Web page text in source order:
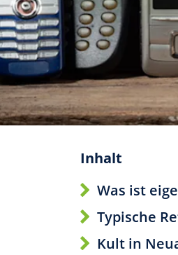
Inhalt
Was ist
Typische
Kult in